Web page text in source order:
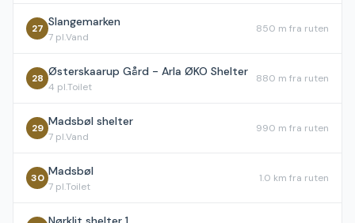
27 Slangemarken
7 pl.Vand
850 m fra ruten
28 Østerskaarup Gård - Arla ØKO Shelter
4 pl.Toilet
880 m fra ruten
29 Madsbøl shelter
7 pl.Vand
990 m fra ruten
30 Madsbøl
7 pl.Toilet
1.0 km fra ruten